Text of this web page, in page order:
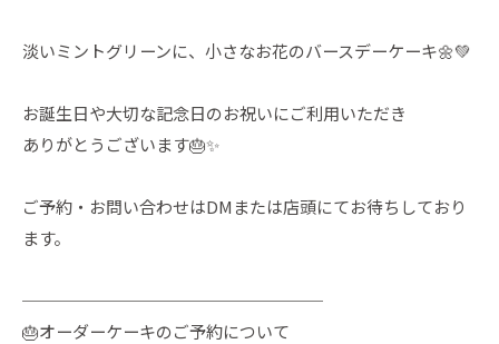
淡いミントグリーンに、小さなお花のバースデーケーキ🌼💚
お誕生日や大切な記念日のお祝いにご利用いただき
ありがとうございます🎂✨
ご予約・お問い合わせはDMまたは店頭にてお待ちしており
ます。
──────────────────
🎂オーダーケーキのご予約について